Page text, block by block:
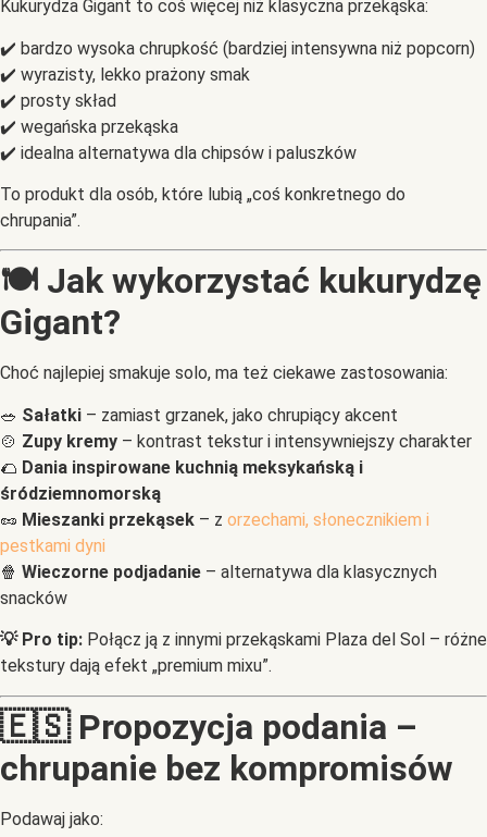
Kukurydza Gigant to coś więcej niż klasyczna przekąska:
✔️ bardzo wysoka chrupkość (bardziej intensywna niż popcorn)
✔️ wyrazisty, lekko prażony smak
✔️ prosty skład
✔️ wegańska przekąska
✔️ idealna alternatywa dla chipsów i paluszków
To produkt dla osób, które lubią „coś konkretnego do
chrupania”.
🍽️ Jak wykorzystać kukurydzę
Gigant?
Choć najlepiej smakuje solo, ma też ciekawe zastosowania:
🥗 Sałatki – zamiast grzanek, jako chrupiący akcent
🍲 Zupy kremy – kontrast tekstur i intensywniejszy charakter
🌮 Dania inspirowane kuchnią meksykańską i
śródziemnomorską
🥜 Mieszanki przekąsek – z orzechami, słonecznikiem i
pestkami dyni
🍿 Wieczorne podjadanie – alternatywa dla klasycznych
snacków
💡 Pro tip: Połącz ją z innymi przekąskami Plaza del Sol – różne
tekstury dają efekt „premium mixu”.
🇪🇸 Propozycja podania –
chrupanie bez kompromisów
Podawaj jako: